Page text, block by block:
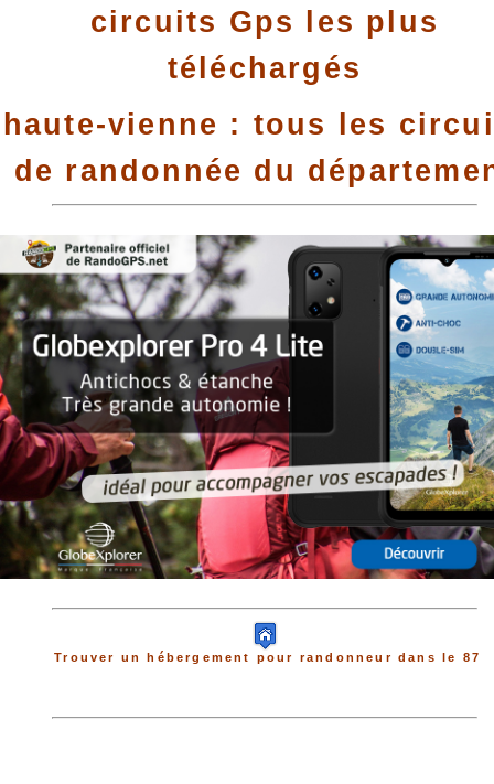
circuits Gps les plus
téléchargés
haute-vienne : tous les
de randonnée du
Trouver un hébergement pour randonneur dans le 87